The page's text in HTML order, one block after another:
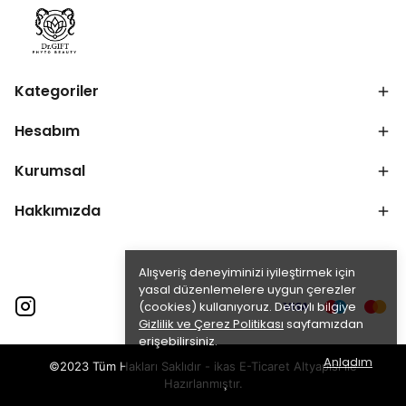
Alışveriş deneyiminizi iyileştirmek için
yasal düzenlemelere uygun çerezler
(cookies) kullanıyoruz. Detaylı bilgiye
Gizlilik ve Çerez Politikası sayfamızdan
erişebilirsiniz.
Anladım
Kategoriler
Hesabım
Kurumsal
Hakkımızda
©2023 Tüm Hakları Saklıdır - ikas E-Ticaret Altyapısı ile
Hazırlanmıştır.